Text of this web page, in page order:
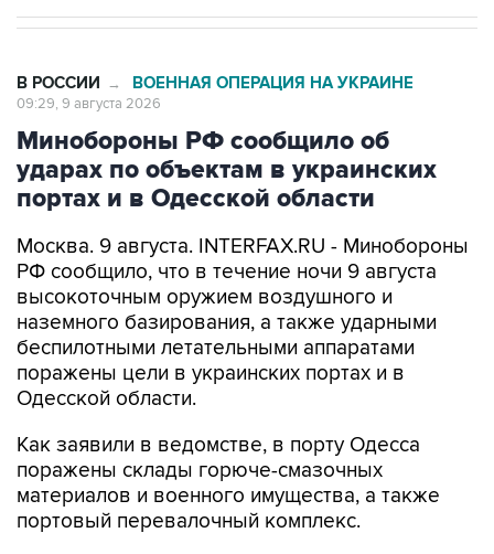
В РОССИИ → ВОЕННАЯ ОПЕРАЦИЯ НА УКРАИНЕ
09:29, 9 августа 2026
Минобороны РФ сообщило об
ударах по объектам в украинских
портах и в Одесской области
Москва. 9 августа. INTERFAX.RU - Минобороны
РФ сообщило, что в течение ночи 9 августа
высокоточным оружием воздушного и
наземного базирования, а также ударными
беспилотными летательными аппаратами
поражены цели в украинских портах и в
Одесской области.
Как заявили в ведомстве, в порту Одесса
поражены склады горюче-смазочных
материалов и военного имущества, а также
портовый перевалочный комплекс.